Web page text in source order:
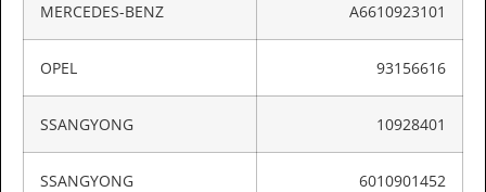
MERCEDES-BENZ A6610923101
OPEL 93156616
SSANGYONG 10928401
SSANGYONG 6010901452